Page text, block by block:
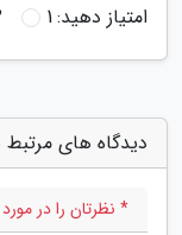
امتیاز دهید:1
دیدگاه های مرتبط
* نظرتان را در مورد